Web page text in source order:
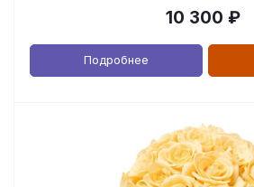
10 300 ₽
Подробнее